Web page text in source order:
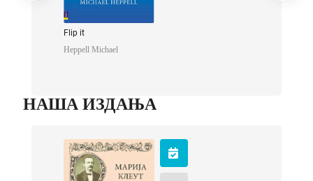
Flip it
Heppell Michael
НАША ИЗДАЊА
Гледајући Нови
Сад